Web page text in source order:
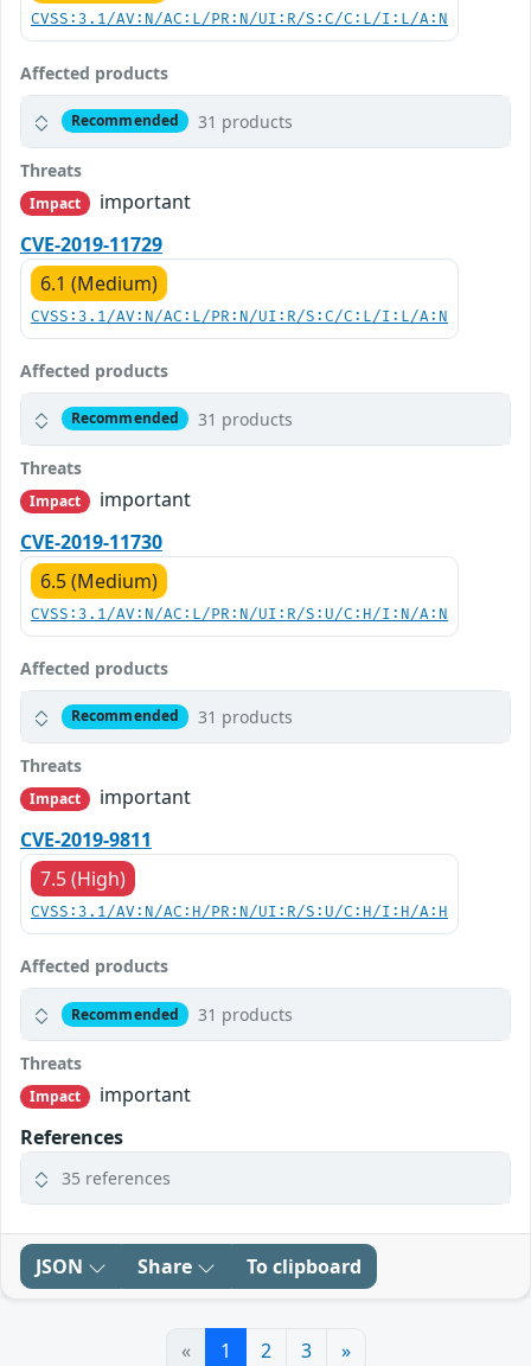
CVSS:3.1/AV:N/AC:L/PR:N/UI:R/S:C/C:L/I:L/A:N
Affected products
Recommended 31 products
Threats
Impact
important
CVE-2019-11729
6.1 (Medium)
CVSS:3.1/AV:N/AC:L/PR:N/UI:R/S:C/C:L/I:L/A:N
Affected products
Recommended 31 products
Threats
Impact
important
CVE-2019-11730
6.5 (Medium)
CVSS:3.1/AV:N/AC:L/PR:N/UI:R/S:U/C:H/I:N/A:N
Affected products
Recommended 31 products
Threats
Impact
important
CVE-2019-9811
7.5 (High)
CVSS:3.1/AV:N/AC:H/PR:N/UI:R/S:U/C:H/I:H/A:H
Affected products
Recommended 31 products
Threats
Impact
important
References
35 references
JSON Share To clipboard
« 1 2 3 »